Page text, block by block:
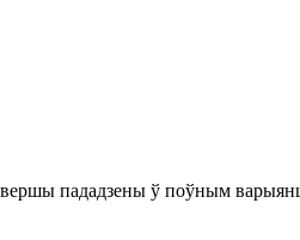
вершы пададзены ў поўным